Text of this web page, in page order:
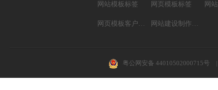
网站模板标签 网页模板标签
网页模板客户案例 网站建设制作知识
粤公网安备 44010502000715号 |